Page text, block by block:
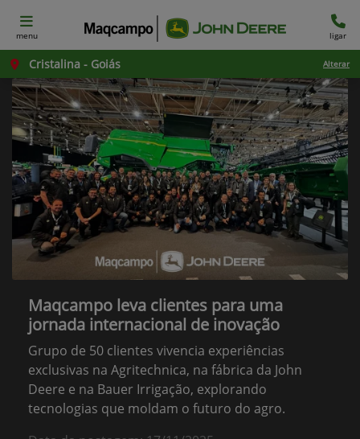
menu ligar
Cristalina - Goiás Alterar
Maqcampo leva clientes para uma
jornada internacional de inovação
Grupo de 50 clientes vivencia experiências
exclusivas na Agritechnica, na fábrica da John
Deere e na Bauer Irrigação, explorando
tecnologias que moldam o futuro do agro.